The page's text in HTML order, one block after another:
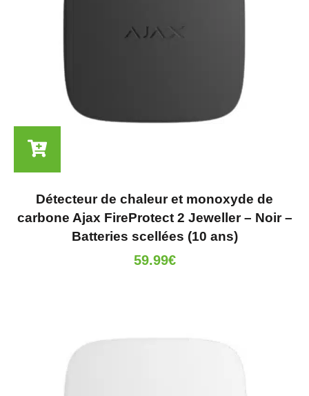
Détecteur de chaleur et monoxyde de
carbone Ajax FireProtect 2 Jeweller – Noir –
Batteries scellées (10 ans)
59.99€